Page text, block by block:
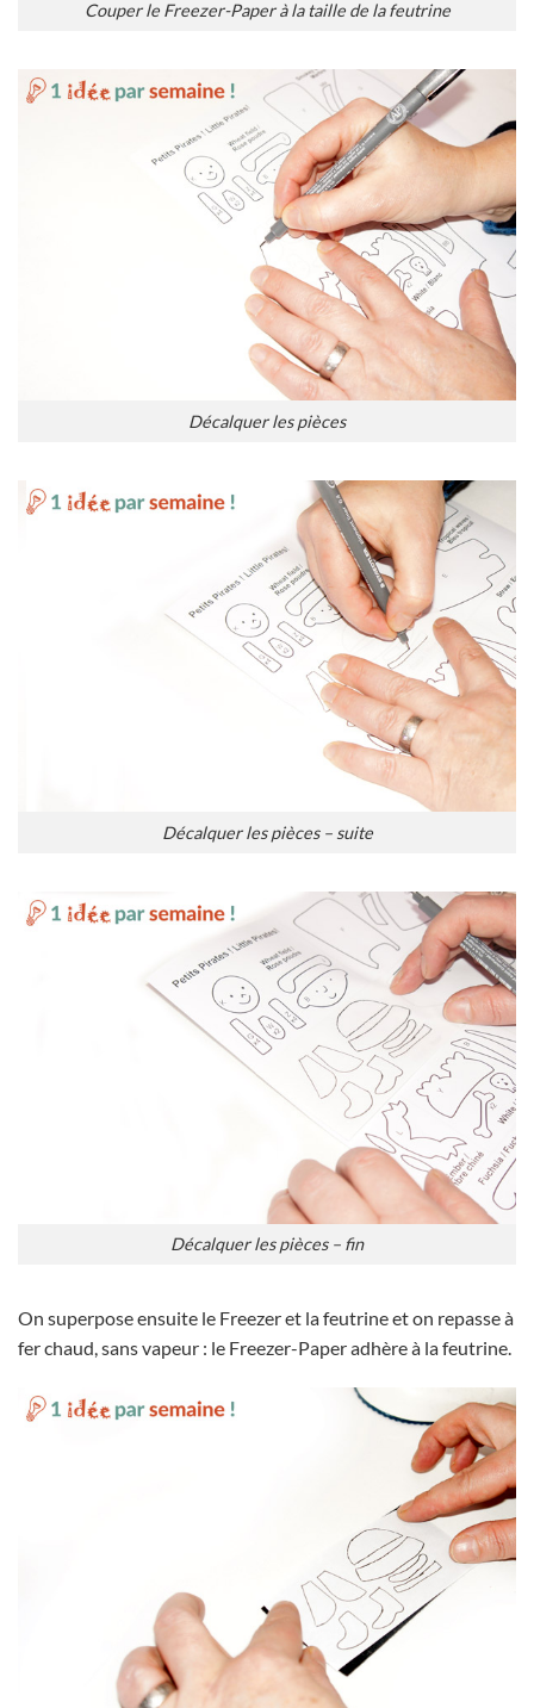
Couper le Freezer-Paper à la taille de la feutrine
Décalquer les pièces
Décalquer les pièces – suite
Décalquer les pièces – fin
On superpose ensuite le Freezer et la feutrine et on repasse à
fer chaud, sans vapeur : le Freezer-Paper adhère à la feutrine.